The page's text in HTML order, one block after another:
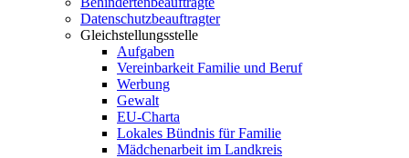
Datenschutzbeauftragter
Gleichstellungsstelle
Aufgaben
Vereinbarkeit Familie und Beruf
Werbung
Gewalt
EU-Charta
Lokales Bündnis für Familie
Mädchenarbeit im Landkreis